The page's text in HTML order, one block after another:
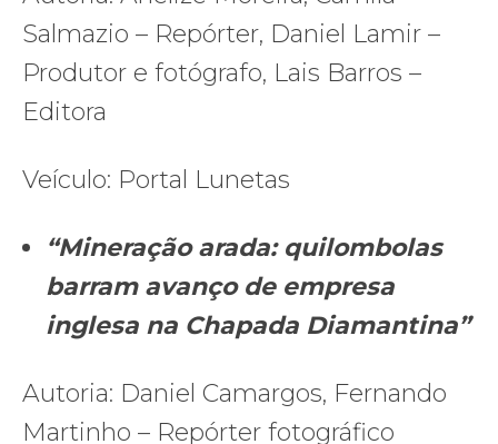
Salmazio – Repórter, Daniel Lamir –
Produtor e fotógrafo, Lais Barros –
Editora
Veículo: Portal Lunetas
“Mineração arada: quilombolas
barram avanço de empresa
inglesa na Chapada Diamantina”
Autoria: Daniel Camargos, Fernando
Martinho – Repórter fotográfico